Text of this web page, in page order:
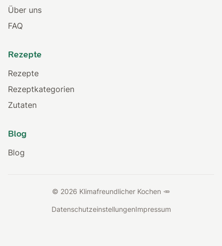
Über uns
FAQ
Rezepte
Rezepte
Rezeptkategorien
Zutaten
Blog
Blog
© 2026 Klimafreundlicher Kochen 🥕
DatenschutzeinstellungenImpressum